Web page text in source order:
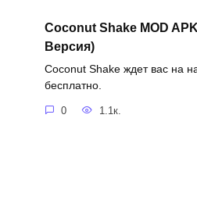
Coconut Shake MOD
Версия)
Coconut Shake ждет вас на
бесплатно.
0 1.1к.